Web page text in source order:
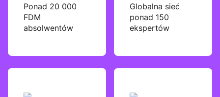
Ponad 20 000
FDM
absolwentów
Globalna sieć
ponad 150
ekspertów